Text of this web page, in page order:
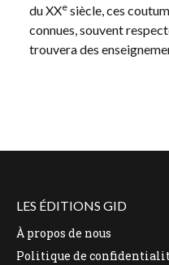
du XXe siècle, ces
connues, souvent
trouvera des
LES ÉDITIONS GID
À propos de nous
Politique de